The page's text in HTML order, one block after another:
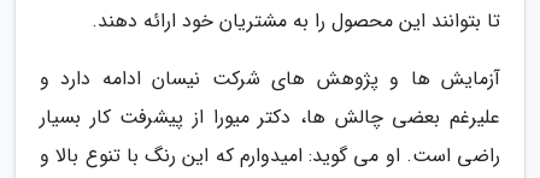
تا بتوانند این محصول را به مشتریان خود ارائه دهند.
آزمایش ها و پژوهش های شرکت نیسان ادامه دارد و
علیرغم بعضی چالش ها، دکتر میورا از پیشرفت کار بسیار
راضی است. او می گوید: امیدوارم که این رنگ با تنوع بالا و